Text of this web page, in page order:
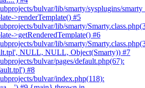
bulvar/lib/smarty/sysplugins/
>renderTemplate() #5
bulvar/lib/smarty/
>getRenderedTemplate() #6
bulvar/lib/smarty/
NULL, NULL, Object(Smarty)) #7
bulvar/pages/default.php(67):
#8
bulvar/index.php(118):